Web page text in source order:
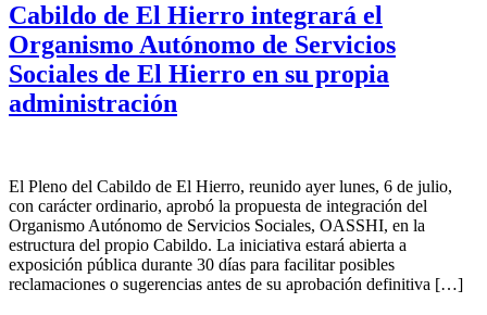
Cabildo de El Hierro integrará el
Organismo Autónomo de Servicios
Sociales de El Hierro en su propia
administración
El Pleno del Cabildo de El Hierro, reunido ayer lunes, 6 de julio,
con carácter ordinario, aprobó la propuesta de integración del
Organismo Autónomo de Servicios Sociales, OASSHI, en la
estructura del propio Cabildo. La iniciativa estará abierta a
exposición pública durante 30 días para facilitar posibles
reclamaciones o sugerencias antes de su aprobación definitiva […]